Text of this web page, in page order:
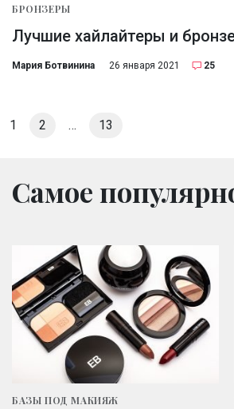
БРОНЗЕРЫ
Лучшие хайлайтеры и
Мария Ботвинина 26 января 2021 25
1 2 … 13
Самое
БАЗЫ ПОД МАКИЯЖ